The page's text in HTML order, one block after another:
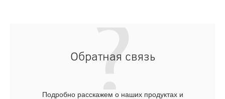
Обратная связь
Подробно расскажем о наших продуктах и